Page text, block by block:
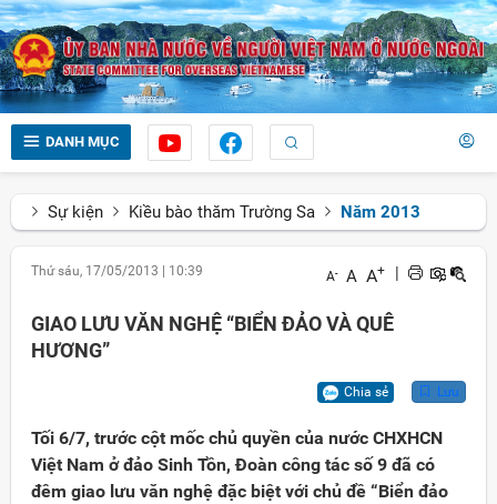
DANH MỤC
Sự kiện Kiều bào thăm Trường Sa Năm 2013
Thứ sáu, 17/05/2013 10:39 A- A A+ |
GIAO LƯU VĂN NGHỆ “BIỂN ĐẢO VÀ QUÊ
HƯƠNG”
Chia sẻ Lưu
Tối 6/7, trước cột mốc chủ quyền của nước CHXHCN
Việt Nam ở đảo Sinh Tồn, Đoàn công tác số 9 đã có
đêm giao lưu văn nghệ đặc biệt với chủ đề “Biển đảo